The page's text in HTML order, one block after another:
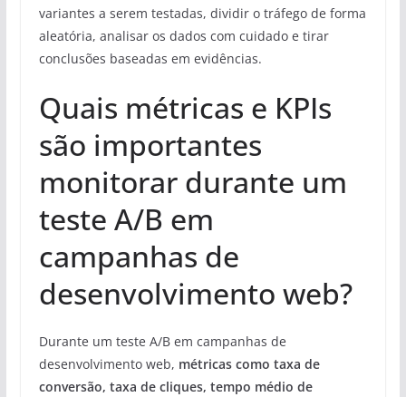
variantes a serem testadas, dividir o tráfego de forma
aleatória, analisar os dados com cuidado e tirar
conclusões baseadas em evidências.
Quais métricas e KPIs
são importantes
monitorar durante um
teste A/B em
campanhas de
desenvolvimento web?
Durante um teste A/B em campanhas de
desenvolvimento web, métricas como taxa de
conversão, taxa de cliques, tempo médio de